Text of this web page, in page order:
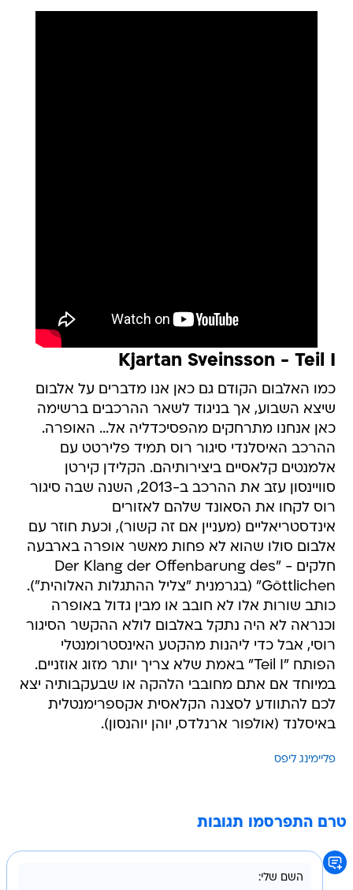
Kjartan Sveinsson - Teil I
כמו האלבום הקודם גם כאן אנו מדברים על אלבום
שיצא השבוע, אך בניגוד לשאר ההרכבים ברשימה
כאן אנחנו מתרחקים מהפסיכדליה אל... האופרה.
ההרכב האיסלנדי סיגור רוס תמיד פלירטט עם
אלמנטים קלאסיים ביצירותיהם. הקלידן קירטן
סוויינסון עזב את ההרכב ב-2013, השנה שבה סיגור
רוס לקחו את הסאונד שלהם לאזורים
אינדסטריאליים (מעניין אם זה קשור), וכעת חוזר עם
אלבום סולו שהוא לא פחות מאשר אופרה בארבעה
חלקים - "Der Klang der Offenbarung des
Göttlichen" (בגרמנית "צליל ההתגלות האלוהית").
כותב שורות אלו לא חובב או מבין גדול באופרה
וכנראה לא היה נתקל באלבום לולא ההקשר הסיגור
רוסי, אבל כדי ליהנות מהקטע האינסטרומנטלי
הפותח "Teil I" באמת שלא צריך יותר מזוג אוזניים.
במיוחד אם אתם מחובבי הלהקה או שבעקבותיה יצא
לכם להתוודע לסצנה הקלאסית אקספרימנטלית
באיסלנד (אולפור ארנלדס, יוהן יוהנסון).
פליימינג ליפס
טרם התפרסמו תגובות